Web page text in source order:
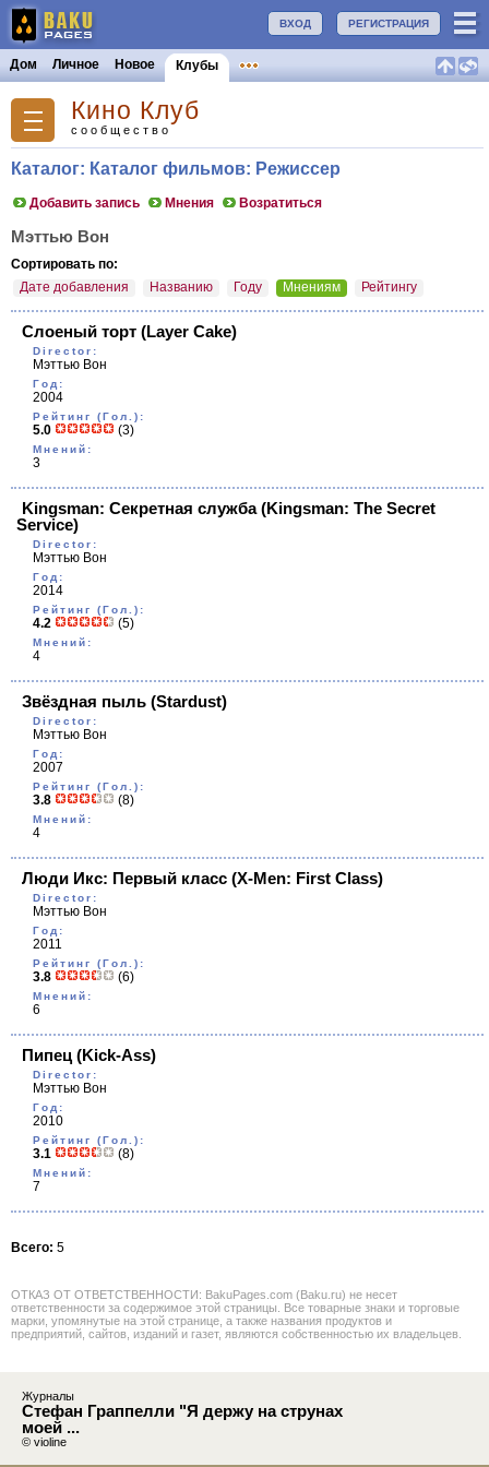
РЕГИСТРАЦИЯ
ВХОД
Дом Личное Новое Клубы
Кино Клуб
сообщество
Каталог: Каталог фильмов: Режиссер
Добавить запись Мнения Возратиться
Мэттью Вон
Сортировать по:
Дате добавления
Названию Году Мнениям Рейтингу
Слоеный торт (Layer Cake)
Director:
Мэттью Вон
Год:
2004
Рейтинг (Гол.):
5.0 (3)
Мнений:
3
Kingsman: Секретная служба(Kingsman: The Secret
Service)
Director:
Мэттью Вон
Год:
2014
Рейтинг (Гол.):
4.2 (5)
Мнений:
4
Звёздная пыль (Stardust)
Director:
Мэттью Вон
Год:
2007
Рейтинг (Гол.):
3.8 (8)
Мнений:
4
Люди Икс: Первый класс (X-Men: First Class)
Director:
Мэттью Вон
Год:
2011
Рейтинг (Гол.):
3.8 (6)
Мнений:
6
Пипец (Kick-Ass)
Director:
Мэттью Вон
Год:
2010
Рейтинг (Гол.):
3.1 (8)
Мнений:
7
Всего: 5
ОТКАЗ ОТ ОТВЕТСТВЕННОСТИ: BakuPages.com (Baku.ru) не несет
ответственности за содержимое этой страницы. Все товарные знаки и торговые
марки, упомянутые на этой странице, а также названия продуктов и
предприятий, сайтов, изданий и газет, являются собственностью их владельцев.
Журналы
Стефан Граппелли "Я держу на струнах
моей ...
© violine